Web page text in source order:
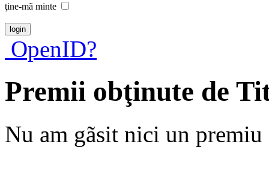
ţine-mã minte
OpenID?
Premii obţinute de
Nu am gãsit nici un premiu